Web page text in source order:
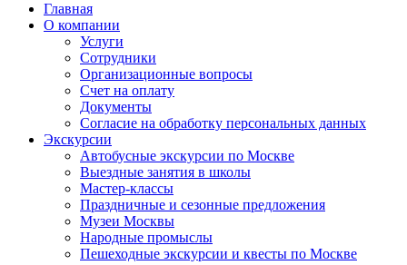
Главная
О компании
Услуги
Сотрудники
Организационные вопросы
Счет на оплату
Документы
Согласие на обработку персональных данных
Экскурсии
Автобусные экскурсии по Москве
Выездные занятия в школы
Мастер-классы
Праздничные и сезонные предложения
Музеи Москвы
Народные промыслы
Пешеходные экскурсии и квесты по Москве